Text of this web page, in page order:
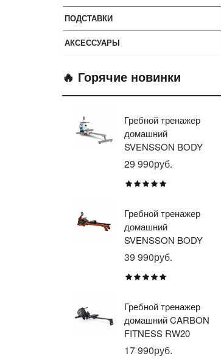
ПОДСТАВКИ
АКСЕССУАРЫ
🔥 Горячие новинки
Гребной тренажер
домашний
SVENSSON BODY
LABS WHEELO
29 990руб.
Гребной тренажер
домашний
SVENSSON BODY
LABS WAVERUN
39 990руб.
Гребной тренажер
домашний CARBON
FITNESS RW20
17 990руб.